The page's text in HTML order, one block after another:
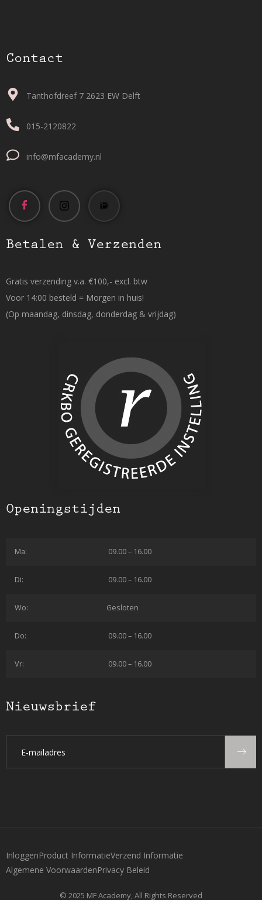
Contact
Tanthofdreef 7 2623 EW Delft
015-2120822
info@mfacademy.nl
Betalen & Verzenden
Gratis verzending v.a. €100,- excl. btw
Voor 14:00 besteld = Morgen in huis!
(Op maandag, dinsdag, donderdag & vrijdag)
Openingstijden
Ma: 09.00 – 16.00
Di: 09.00 – 16.00
Wo: Gesloten
Do: 09.00 – 16.00
Vr: 09.00 – 16.00
Nieuwsbrief
InloggenProduct InformatieVerzend Informatie
Algemene VoorwaardenPrivacy Beleid
© 2025 MF Academy, All Rights Reserved